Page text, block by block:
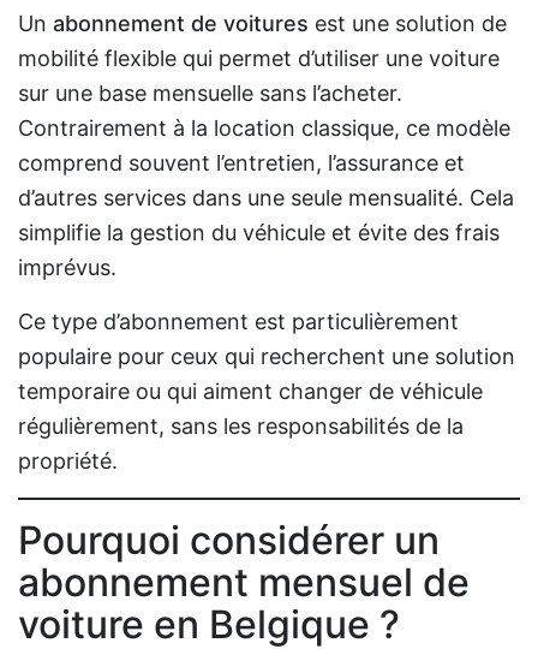
Un abonnement de voitures est une solution de
mobilité flexible qui permet d’utiliser une voiture
sur une base mensuelle sans l’acheter.
Contrairement à la location classique, ce modèle
comprend souvent l’entretien, l’assurance et
d’autres services dans une seule mensualité. Cela
simplifie la gestion du véhicule et évite des frais
imprévus.
Ce type d’abonnement est particulièrement
populaire pour ceux qui recherchent une solution
temporaire ou qui aiment changer de véhicule
régulièrement, sans les responsabilités de la
propriété.
Pourquoi considérer un
abonnement mensuel de
voiture en Belgique ?